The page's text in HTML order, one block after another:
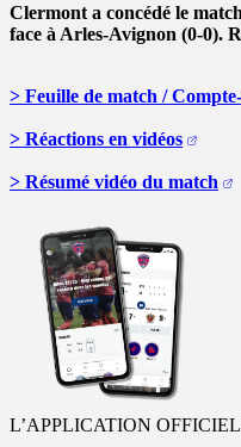
Clermont a concédé le
face à Arles-Avignon (0-0).
> Feuille de match /
> Réactions en vidéos
> Résumé vidéo du match
L’APPLICATION